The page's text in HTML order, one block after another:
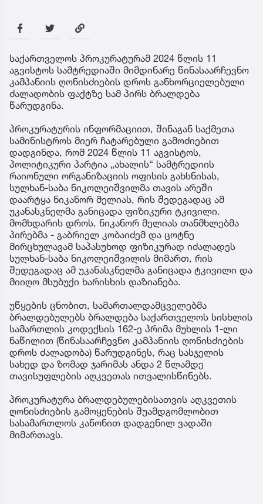
საქართველოს პროკურატურამ 2024 წლის 11
აგვისტოს სამტრედიაში მიმდინარე წინასაარჩევნო
კამპანიის ღონისძიების დროს განხორციელებული
ძალადობის ფაქტზე სამ პირს ბრალდება
წარუდგინა.
პროკურატურის ინფორმაციით, შინაგან საქმეთა
სამინისტროს მიერ ჩატარებული გამოძიებით
დადგინდა, რომ 2024 წლის 11 აგვისტოს,
პოლიტიკური პარტია „ახალის“ სამტრედიის
რაიონული ორგანიზაციის ოფისის გახსნისას,
სულხან-საბა ნიკოლეიშვილმა თავის არეში
დაარტყა ნიკანორ მელიას, რის შედეგადაც ამ
უკანასკნელმა განიცადა ფიზიკური ტკივილი.
მომხდარის დროს, ნიკანორ მელიას თანმხლებმა
პირებმა - გაბრიელ კობაიძემ და ცოტნე
მირცხულავამ საპასუხოდ ფიზიკურად იძალადეს
სულხან-საბა ნიკოლეიშვილის მიმართ, რის
შედეგადაც ამ უკანასკნელმა განიცადა ტკივილი და
მიიღო მსუბუქი ხარისხის დაზიანება.
უწყების ცნობით, სამართალდამცველებმა
ბრალდებულებს ბრალდება საქართველოს სისხლის
სამართლის კოდექსის 162-ე პრიმა მუხლის 1-ლი
ნაწილით (წინასაარჩევნო კამპანიის ღონისძიების
დროს ძალადობა) წარუდგინეს, რაც სასჯელის
სახედ და ზომად ჯარიმას ანდა 2 წლამდე
თავისუფლების აღკვეთას ითვალისწინებს.
პროკურატურა ბრალდებულებისათვის აღკვეთის
ღონისძიების გამოყენების შუამდგომლობით
სასამართლოს კანონით დადგენილ ვადაში
მიმართავს.